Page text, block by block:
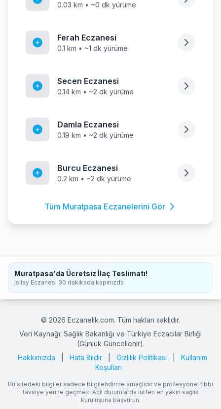
0.03 km • ~0 dk yürüme
Ferah Eczanesi
0.1 km • ~1 dk yürüme
Secen Eczanesi
0.14 km • ~2 dk yürüme
Damla Eczanesi
0.19 km • ~2 dk yürüme
Burcu Eczanesi
0.2 km • ~2 dk yürüme
Tüm Muratpasa Eczanelerini Gör
Muratpasa'da Ücretsiz İlaç Teslimatı!
Isilay Eczanesi 30 dakikada kapınızda
© 2026 Eczanelik.com. Tüm hakları saklıdır.
Veri Kaynağı: Sağlık Bakanlığı ve Türkiye Eczacılar Birliği
(Günlük Güncellenir).
Hakkımızda
Hata Bildir Gizlilik Politikası
Kullanım
Koşulları
Bu sitedeki bilgiler sadece bilgilendirme amaçlıdır ve profesyonel tıbbi
tavsiye yerine geçmez. Acil durumlarda lütfen en yakın sağlık
kuruluşuna başvurun.